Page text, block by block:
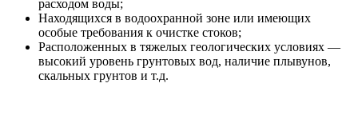
расходом воды;
Находящихся в водоохранной зоне или имеющих
особые требования к очистке стоков;
Расположенных в тяжелых геологических условиях —
высокий уровень грунтовых вод, наличие плывунов,
скальных грунтов и т.д.